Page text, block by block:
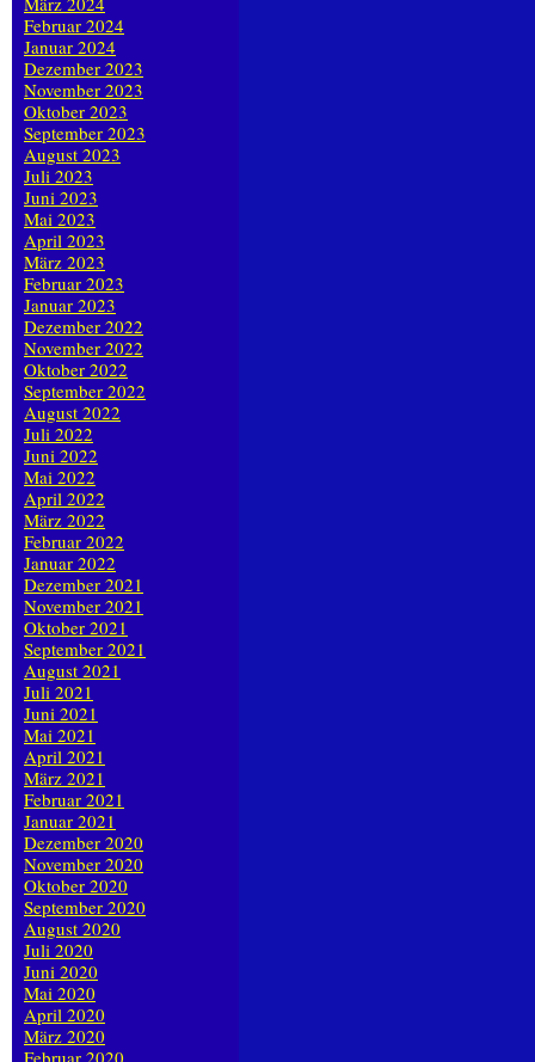
Februar 2024
Januar 2024
Dezember 2023
November 2023
Oktober 2023
September 2023
August 2023
Juli 2023
Juni 2023
Mai 2023
April 2023
März 2023
Februar 2023
Januar 2023
Dezember 2022
November 2022
Oktober 2022
September 2022
August 2022
Juli 2022
Juni 2022
Mai 2022
April 2022
März 2022
Februar 2022
Januar 2022
Dezember 2021
November 2021
Oktober 2021
September 2021
August 2021
Juli 2021
Juni 2021
Mai 2021
April 2021
März 2021
Februar 2021
Januar 2021
Dezember 2020
November 2020
Oktober 2020
September 2020
August 2020
Juli 2020
Juni 2020
Mai 2020
April 2020
März 2020
Februar 2020